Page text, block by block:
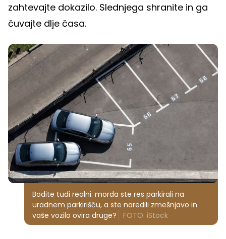
zahtevajte dokazilo. Slednjega shranite in ga
čuvajte dlje časa.
Bodite tudi realni: morda ste res parkirali na
uradnem parkirišču, a ste naredili zmešnjavo in
vaše vozilo ovira druge?
FOTO: iStock